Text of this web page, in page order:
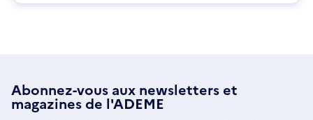
Abonnez-vous aux newsletterset
magazines de l'ADEME